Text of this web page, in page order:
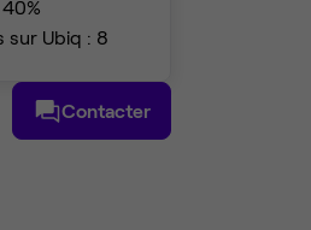
sur Ubiq : 8
Contacter